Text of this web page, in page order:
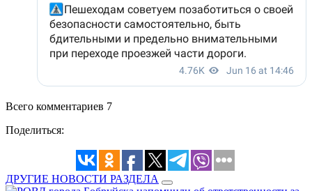
Всего комментариев 7
Поделиться:
ДРУГИЕ НОВОСТИ РАЗДЕЛА